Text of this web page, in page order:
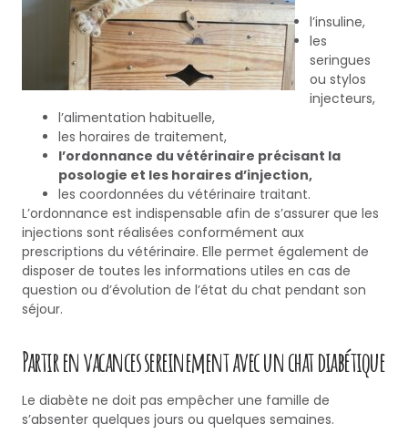
l’insuline,
les
seringues
ou stylos
injecteurs,
l’alimentation habituelle,
les horaires de traitement,
l’ordonnance du vétérinaire précisant la
posologie et les horaires d’injection,
les coordonnées du vétérinaire traitant.
L’ordonnance est indispensable afin de s’assurer que les
injections sont réalisées conformément aux
prescriptions du vétérinaire. Elle permet également de
disposer de toutes les informations utiles en cas de
question ou d’évolution de l’état du chat pendant son
séjour.
Partir en vacances sereinement avec un chat diabétique
Le diabète ne doit pas empêcher une famille de
s’absenter quelques jours ou quelques semaines.